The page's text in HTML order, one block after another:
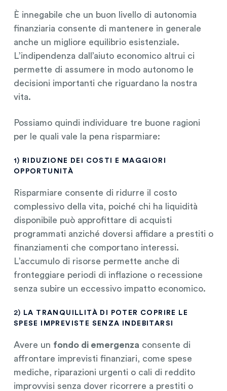
È innegabile che un buon livello di autonomia
finanziaria consente di mantenere in generale
anche un migliore equilibrio esistenziale.
L’indipendenza dall’aiuto economico altrui ci
permette di assumere in modo autonomo le
decisioni importanti che riguardano la nostra
vita.
Possiamo quindi individuare tre buone ragioni
per le quali vale la pena risparmiare:
1) RIDUZIONE DEI COSTI E MAGGIORI
OPPORTUNITÀ
Risparmiare consente di ridurre il costo
complessivo della vita, poiché chi ha liquidità
disponibile può approfittare di acquisti
programmati anziché doversi affidare a prestiti o
finanziamenti che comportano interessi.
L’accumulo di risorse permette anche di
fronteggiare periodi di inflazione o recessione
senza subire un eccessivo impatto economico.
2) LA TRANQUILLITÀ DI POTER COPRIRE LE
SPESE IMPREVISTE SENZA INDEBITARSI
Avere un fondo di emergenza consente di
affrontare imprevisti finanziari, come spese
mediche, riparazioni urgenti o cali di reddito
improvvisi senza dover ricorrere a prestiti o